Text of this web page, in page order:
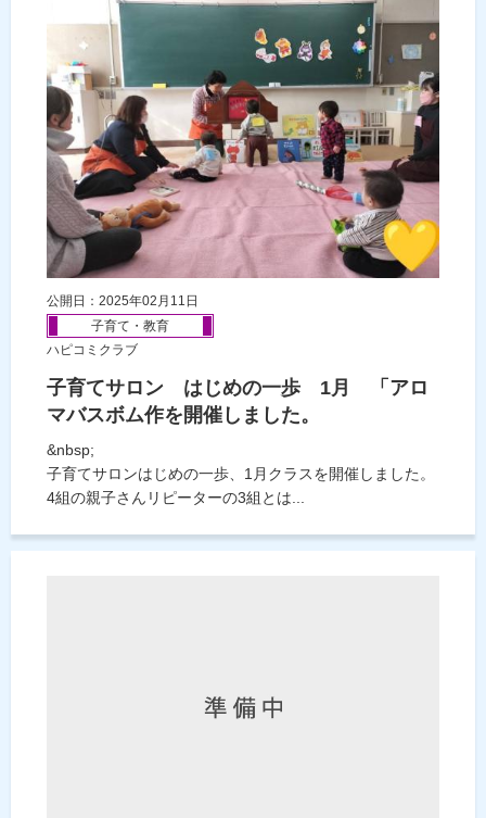
公開日：2025年02月11日
子育て・教育
ハピコミクラブ
子育てサロン はじめの一歩 1月 「アロ
マバスボム作を開催しました。
&nbsp;
子育てサロンはじめの一歩、1月クラスを開催しました。
4組の親子さんリピーターの3組とは...